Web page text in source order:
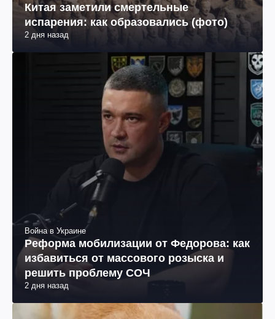
Китая заметили смертельные
испарения: как образовались (фото)
2 дня назад
Война в Украине
Реформа мобилизации от Федорова: как
избавиться от массового розыска и
решить проблему СОЧ
2 дня назад